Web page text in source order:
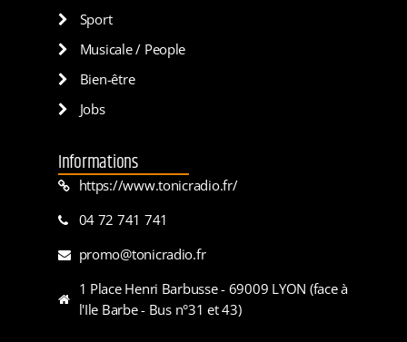
Sport
Musicale / People
Bien-être
Jobs
Informations
https://www.tonicradio.fr/
04 72 741 741
promo@tonicradio.fr
1 Place Henri Barbusse - 69009 LYON (face à
l'Ile Barbe - Bus n°31 et 43)